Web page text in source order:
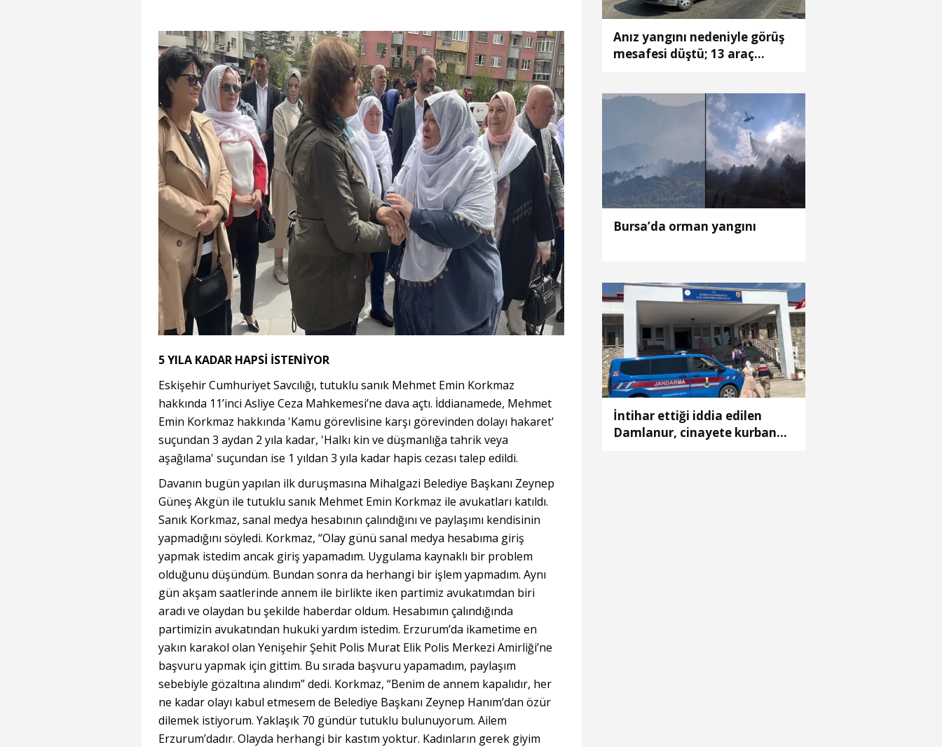
5 YILA KADAR HAPSİ İSTENİYOR
Eskişehir Cumhuriyet Savcılığı, tutuklu sanık Mehmet Emin Korkmaz
hakkında 11’inci Asliye Ceza Mahkemesi’ne dava açtı. İddianamede, Mehmet
Emin Korkmaz hakkında 'Kamu görevlisine karşı görevinden dolayı hakaret'
suçundan 3 aydan 2 yıla kadar, 'Halkı kin ve düşmanlığa tahrik veya
aşağılama' suçundan ise 1 yıldan 3 yıla kadar hapis cezası talep edildi.
Davanın bugün yapılan ilk duruşmasına Mihalgazi Belediye Başkanı Zeynep
Güneş Akgün ile tutuklu sanık Mehmet Emin Korkmaz ile avukatları katıldı.
Sanık Korkmaz, sanal medya hesabının çalındığını ve paylaşımı kendisinin
yapmadığını söyledi. Korkmaz, “Olay günü sanal medya hesabıma giriş
yapmak istedim ancak giriş yapamadım. Uygulama kaynaklı bir problem
olduğunu düşündüm. Bundan sonra da herhangi bir işlem yapmadım. Aynı
gün akşam saatlerinde annem ile birlikte iken partimiz avukatımdan biri
aradı ve olaydan bu şekilde haberdar oldum. Hesabımın çalındığında
partimizin avukatından hukuki yardım istedim. Erzurum’da ikametime en
yakın karakol olan Yenişehir Şehit Polis Murat Elik Polis Merkezi Amirliği’ne
başvuru yapmak için gittim. Bu sırada başvuru yapamadım, paylaşım
sebebiyle gözaltına alındım” dedi. Korkmaz, “Benim de annem kapalıdır, her
ne kadar olayı kabul etmesem de Belediye Başkanı Zeynep Hanım’dan özür
dilemek istiyorum. Yaklaşık 70 gündür tutuklu bulunuyorum. Ailem
Erzurum’dadır. Olayda herhangi bir kastım yoktur. Kadınların gerek giyim
Anız yangını nedeniyle görüş
mesafesi düştü; 13 araç
Bursa’da orman yangını
İntihar ettiği iddia edilen
Damlanur, cinayete kurban